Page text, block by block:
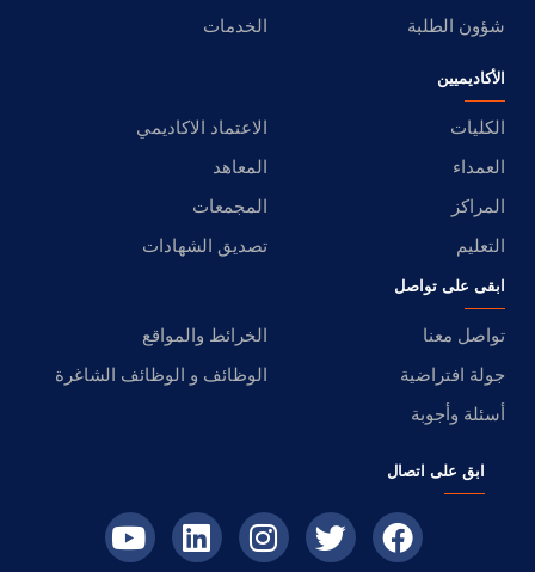
شؤون الطلبة
الخدمات
الأكاديميين
الكليات
الاعتماد الاكاديمي
العمداء
المعاهد
المراكز
المجمعات
التعليم
تصديق الشهادات
ابقى على تواصل
تواصل معنا
الخرائط والمواقع
جولة افتراضية
الوظائف و الوظائف الشاغرة
أسئلة وأجوبة
ابق على اتصال